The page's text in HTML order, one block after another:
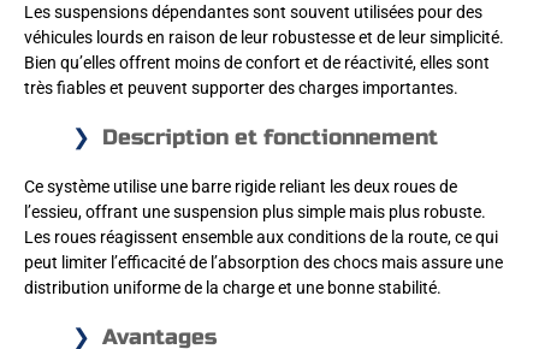
Les suspensions dépendantes sont souvent utilisées pour des
véhicules lourds en raison de leur robustesse et de leur simplicité.
Bien qu’elles offrent moins de confort et de réactivité, elles sont
très fiables et peuvent supporter des charges importantes.
Description et fonctionnement
Ce système utilise une barre rigide reliant les deux roues de
l’essieu, offrant une suspension plus simple mais plus robuste.
Les roues réagissent ensemble aux conditions de la route, ce qui
peut limiter l’efficacité de l’absorption des chocs mais assure une
distribution uniforme de la charge et une bonne stabilité.
Avantages